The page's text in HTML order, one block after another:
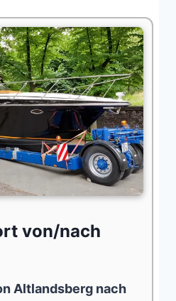
von/nach
Altlandsberg nach